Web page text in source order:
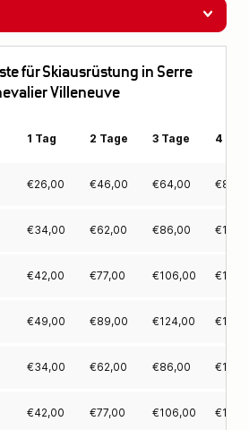
für Skiausrüstung in Serre
Villeneuve
1 Tag 2 Tage 3 Tage 4
€26,00 €46,00 €64,00 €
€34,00 €62,00 €86,00 €
€42,00 €77,00 €106,00 €
€49,00 €89,00 €124,00 €
€34,00 €62,00 €86,00 €
€42,00 €77,00 €106,00 €